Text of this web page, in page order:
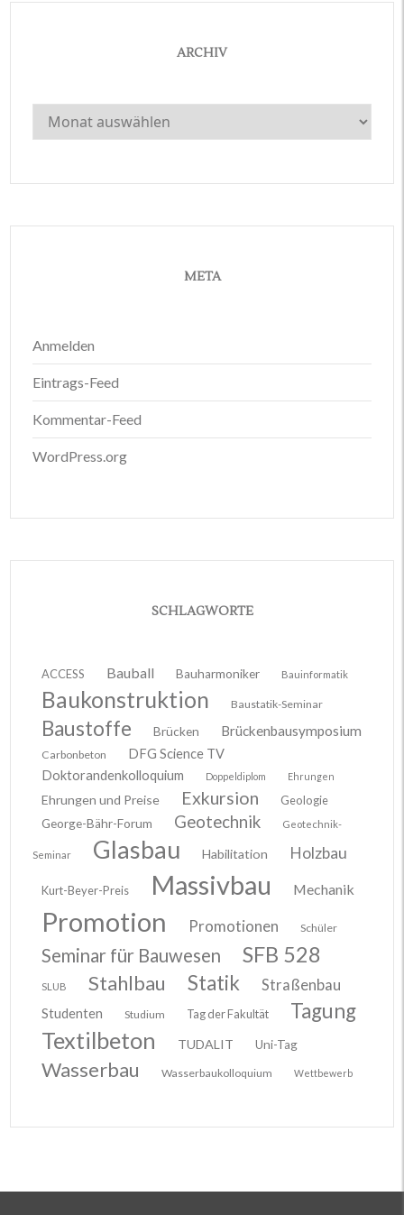
ARCHIV
Archiv
META
Anmelden
Eintrags-Feed
Kommentar-Feed
WordPress.org
SCHLAGWORTE
ACCESS Bauball Bauharmoniker Bauinformatik
Baukonstruktion Baustatik-Seminar
Baustoffe Brücken Brückenbausymposium
Carbonbeton
DFG Science TV
Doktorandenkolloquium
Doppeldiplom Ehrungen
Ehrungen und Preise Exkursion
Geologie
George-Bähr-Forum
Geotechnik Geotechnik-
Seminar Glasbau Habilitation Holzbau
Kurt-Beyer-Preis Massivbau Mechanik
Promotion Promotionen Schüler
Seminar für Bauwesen SFB 528
SLUB Stahlbau Statik Straßenbau
Studenten Studium Tag der Fakultät Tagung
Textilbeton TUDALIT Uni-Tag
Wasserbau Wasserbaukolloquium Wettbewerb